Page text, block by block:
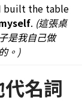
built the table
. (這張桌
子是我自己做
。)
名詞